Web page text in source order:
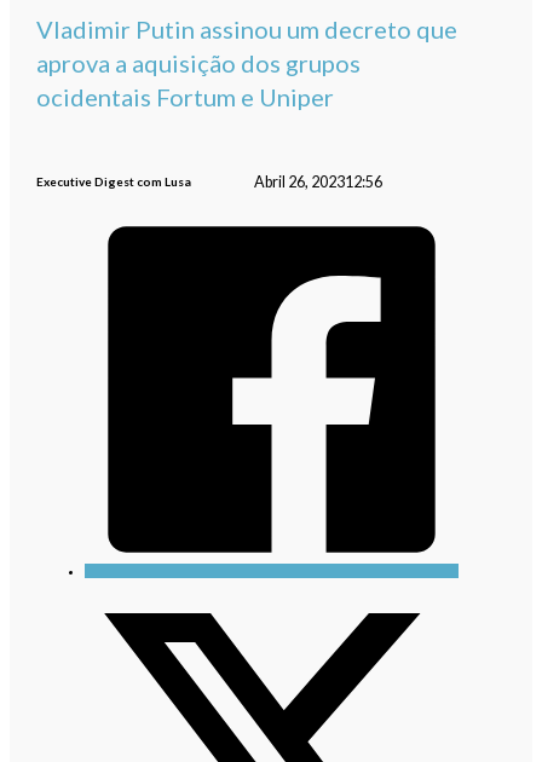
Vladimir Putin assinou um decreto que
aprova a aquisição dos grupos
ocidentais Fortum e Uniper
Executive Digest com Lusa Abril 26, 202312:56